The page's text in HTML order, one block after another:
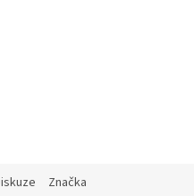
Značka